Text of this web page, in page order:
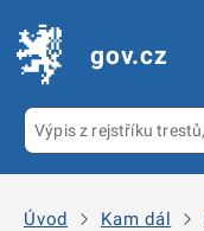
gov.cz
Úvod Kam dál